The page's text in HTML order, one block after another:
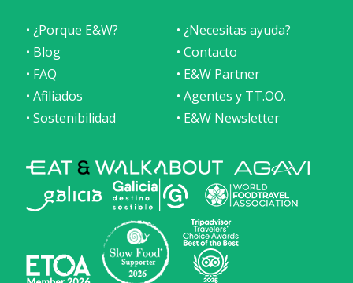
• ¿Porque E&W?
• ¿Necesitas ayuda?
• Blog
• Contacto
• FAQ
• E&W Partner
• Afiliados
• Agentes y TT.OO.
• Sostenibilidad
• E&W Newsletter